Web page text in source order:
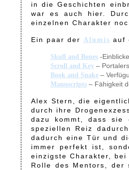
in die Geschichten
war es auch hier.
einzelnen Charakter
Ein paar der Alumis auf
Skull and Bones -
Scroll and Key –
Book and Snake –
Manuscripts – Fähigkeit
Alex Stern, die
durch ihre
dazu kommt, dass sie
speziellen Reiz
dadurch eine Tür und
immer perfekt ist,
einzigste Charakter,
Rolle des Mentors,